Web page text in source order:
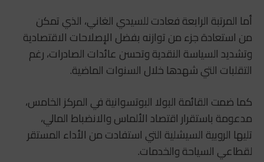
أما المرتبة الرابعة فعادت للسيدي الغاني، الذي تمكن
من استعادة جزء من توازنه بفضل الإصلاحات الاقتصادية
وتشديد السياسة النقدية وتحسن عائدات الصادرات، رغم
التقلبات التي شهدها خلال السنوات الماضية.
كما ضمت القائمة البولا البوتسوانية في المركز الخامس،
مدعومة باستقرار اقتصاد الألماس والانضباط المالي،
تليها الروبية السيشلية التي استفادت من الأداء المستقر
لقطاعي السياحة والخدمات.